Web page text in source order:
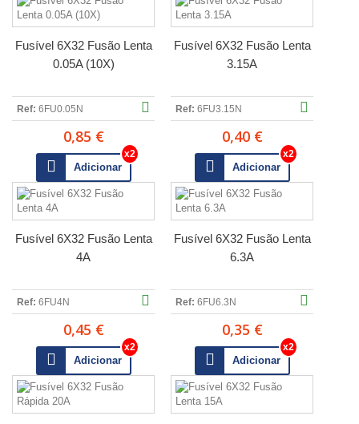
Fusível 6X32 Fusão Lenta
0.05A (10X)
Ref: 6FU0.05N
0,85 €
Adicionar
Fusível 6X32 Fusão Lenta
3.15A
Ref: 6FU3.15N
0,40 €
Adicionar
Fusível 6X32 Fusão Lenta
4A
Ref: 6FU4N
0,45 €
Adicionar
Fusível 6X32 Fusão Lenta
6.3A
Ref: 6FU6.3N
0,35 €
Adicionar